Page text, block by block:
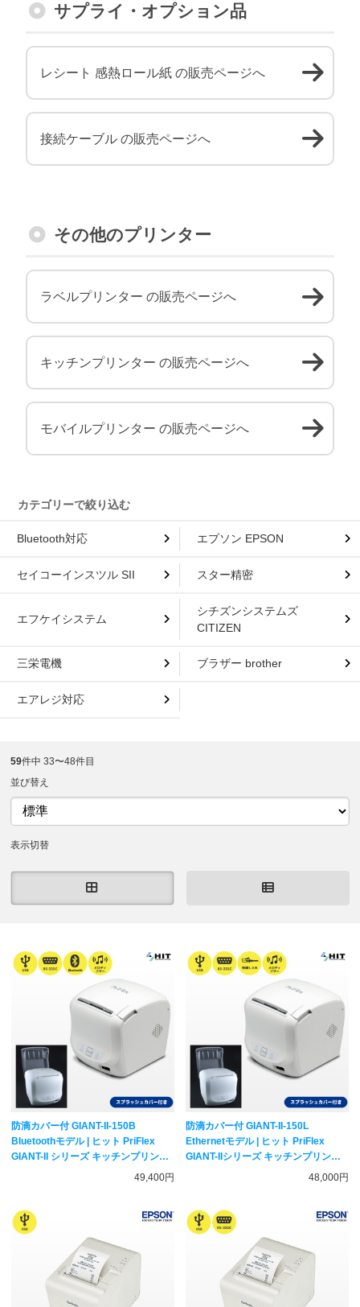
サプライ・オプション品
レシート 感熱ロール紙 の販売ページへ
接続ケーブル の販売ページへ
その他のプリンター
ラベルプリンター の販売ページへ
キッチンプリンター の販売ページへ
モバイルプリンター の販売ページへ
Bluetooth対応 エプソン EPSON
セイコーインスツル SII スター精密
エフケイシステム
シチズンシステムズ
CITIZEN
三栄電機 ブラザー brother
エアレジ対応
59件中 33〜48件目
並び替え
表示切替
防滴カバー付 GIANT-II-150B
Bluetoothモデル | ヒット PriFlex
GIANT-II シリーズ キッチンプリンタ
ー | Bluetooth・USB・RS232C接続
49,400円
防滴カバー付 GIANT-II-150L
Ethernetモデル | ヒット PriFlex
GIANT-IIシリーズ キッチンプリンタ
ー | 有線LAN・USB・RS232C接続
48,000円